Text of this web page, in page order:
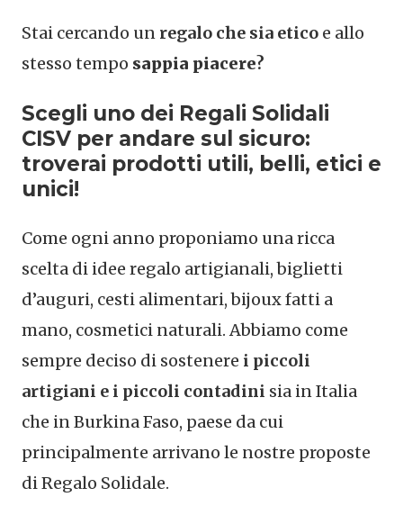
Stai cercando un regalo che sia etico e allo
stesso tempo sappia piacere?
Scegli uno dei Regali Solidali
CISV per andare sul sicuro:
troverai prodotti utili, belli, etici e
unici!
Come ogni anno proponiamo una ricca
scelta di idee regalo artigianali, biglietti
d’auguri, cesti alimentari, bijoux fatti a
mano, cosmetici naturali. Abbiamo come
sempre deciso di sostenere i piccoli
artigiani e i piccoli contadini sia in Italia
che in Burkina Faso, paese da cui
principalmente arrivano le nostre proposte
di Regalo Solidale.